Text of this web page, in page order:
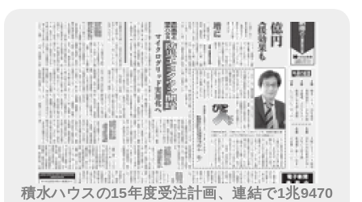
積水ハウスの15年度受注計画、連結で1兆9470